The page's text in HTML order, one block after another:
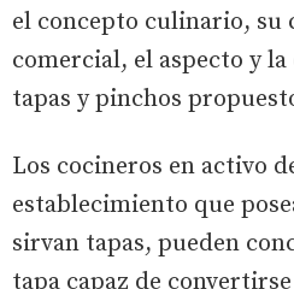
el concepto culinario, su
comercial, el aspecto y
tapas y pinchos
Los cocineros en activo
establecimiento que
sirvan tapas, pueden
tapa capaz de